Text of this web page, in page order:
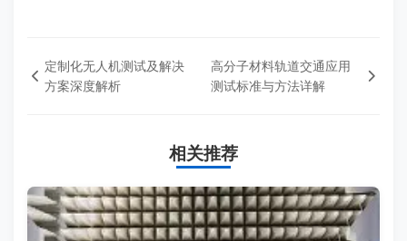
定制化无人机测试及解决
方案深度解析
高分子材料轨道交通应用
测试标准与方法详解
相关推荐